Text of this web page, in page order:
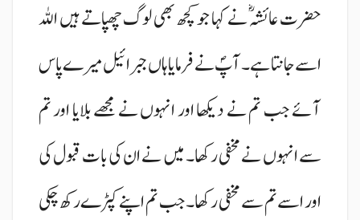
حضرت عائشہؓ نے کہا جو کچھ بھی لوگ چھپاتے ہیں اللہ
اسے جانتا ہے۔ آپؐ نے فرمایا ہاں جبرائیل میرے پاس
آئے جب تم نے دیکھا اور انہوں نے مجھے بلایا اور تم
سے انہوں نے مخفی رکھا۔ میں نے ان کی بات قبول کی
اور اسے تم سے مخفی رکھا۔ جب تم اپنے کپڑے رکھ چکی